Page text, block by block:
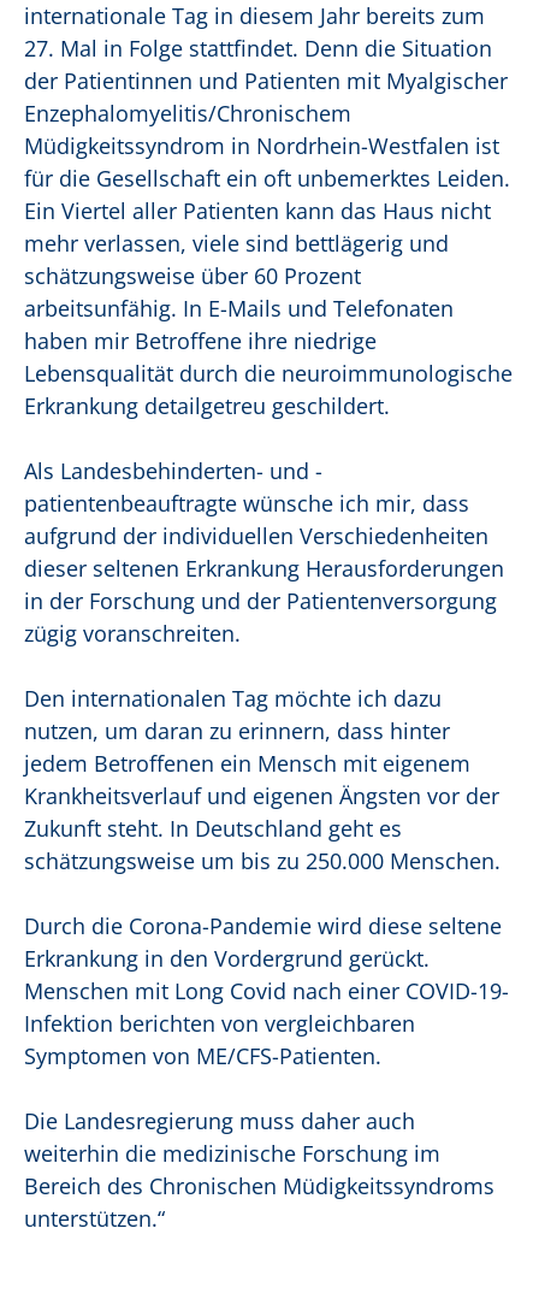
internationale Tag in diesem Jahr bereits zum
27. Mal in Folge stattfindet. Denn die Situation
der Patientinnen und Patienten mit Myalgischer
Enzephalomyelitis/Chronischem
Müdigkeitssyndrom in Nordrhein-Westfalen ist
für die Gesellschaft ein oft unbemerktes Leiden.
Ein Viertel aller Patienten kann das Haus nicht
mehr verlassen, viele sind bettlägerig und
schätzungsweise über 60 Prozent
arbeitsunfähig. In E-Mails und Telefonaten
haben mir Betroffene ihre niedrige
Lebensqualität durch die neuroimmunologische
Erkrankung detailgetreu geschildert.
Als Landesbehinderten- und -
patientenbeauftragte wünsche ich mir, dass
aufgrund der individuellen Verschiedenheiten
dieser seltenen Erkrankung Herausforderungen
in der Forschung und der Patientenversorgung
zügig voranschreiten.
Den internationalen Tag möchte ich dazu
nutzen, um daran zu erinnern, dass hinter
jedem Betroffenen ein Mensch mit eigenem
Krankheitsverlauf und eigenen Ängsten vor der
Zukunft steht. In Deutschland geht es
schätzungsweise um bis zu 250.000 Menschen.
Durch die Corona-Pandemie wird diese seltene
Erkrankung in den Vordergrund gerückt.
Menschen mit Long Covid nach einer COVID-19-
Infektion berichten von vergleichbaren
Symptomen von ME/CFS-Patienten.
Die Landesregierung muss daher auch
weiterhin die medizinische Forschung im
Bereich des Chronischen Müdigkeitssyndroms
unterstützen.“